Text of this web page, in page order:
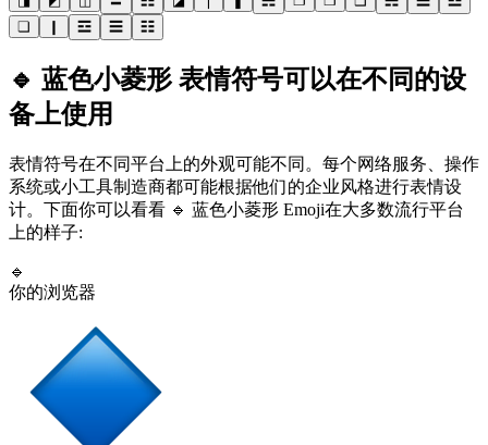
❏
❙ ☲ ☰ ☷
🔹 蓝色小菱形 表情符号可以在不同的设
备上使用
表情符号在不同平台上的外观可能不同。每个网络服务、操作
系统或小工具制造商都可能根据他们的企业风格进行表情设
计。下面你可以看看 🔹 蓝色小菱形 Emoji在大多数流行平台
上的样子:
🔹
你的浏览器